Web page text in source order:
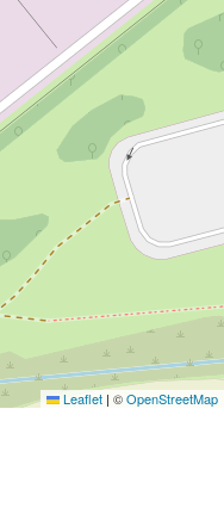
Leaflet | ©OpenStreetMap